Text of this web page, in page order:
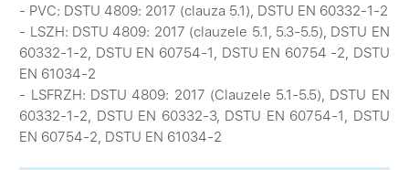
- PVC: DSTU 4809: 2017 (clauza 5.1), DSTU EN 60332-1-2
- LSZH: DSTU 4809: 2017 (clauzele 5.1, 5.3-5.5), DSTU EN
60332-1-2, DSTU EN 60754-1, DSTU EN 60754 -2, DSTU
EN 61034-2
- LSFRZH: DSTU 4809: 2017 (Clauzele 5.1-5.5), DSTU EN
60332-1-2, DSTU EN 60332-3, DSTU EN 60754-1, DSTU
EN 60754-2, DSTU EN 61034-2